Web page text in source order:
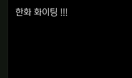
본문
한화 화이팅 !!!